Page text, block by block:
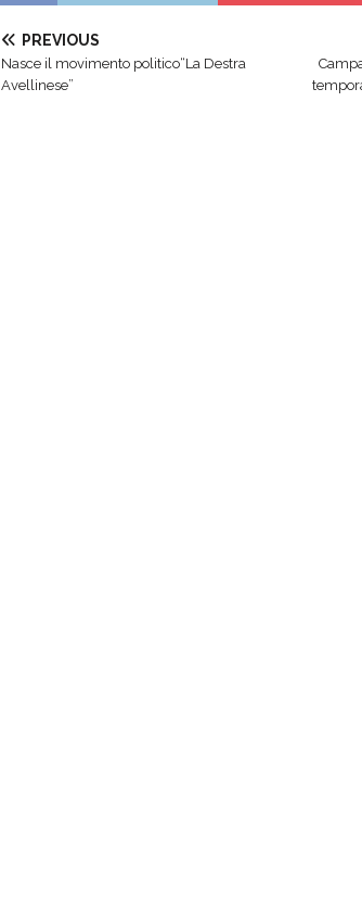
PREVIOUS
Nasce il movimento politico“La Destra
Avellinese”